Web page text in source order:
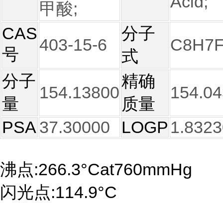
甲酸;
CAS
号
403-15-6
分子
式
分子
量
154.13800
精确
质量
PSA 37.30000 LOGP
沸点:266.3°Cat760mmHg
闪光点:114.9°C